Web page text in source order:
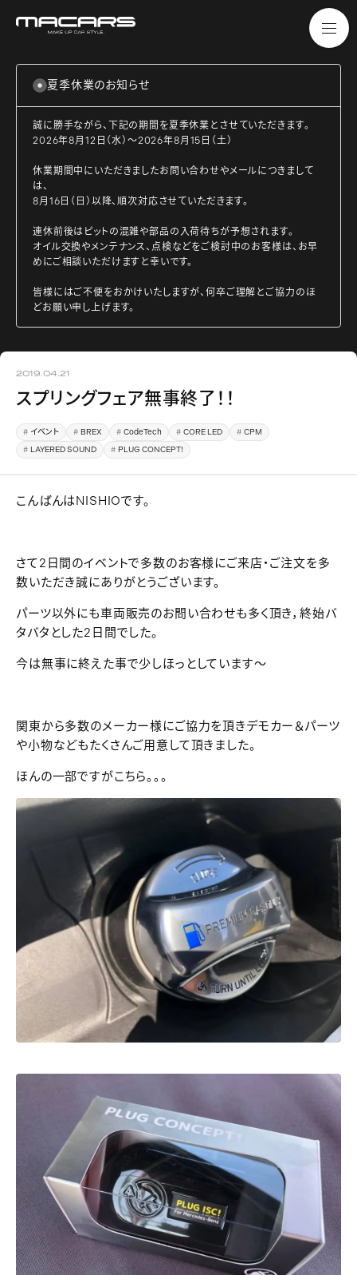
夏季休業のお知らせ
誠に勝手ながら、下記の期間を夏季休業とさせていただきます。
2026年8月12日（水）～2026年8月15日（土）
休業期間中にいただきましたお問い合わせやメールにつきまして
は、
8月16日（日）以降、順次対応させていただきます。
連休前後はピットの混雑や部品の入荷待ちが予想されます。
オイル交換やメンテナンス、点検などをご検討中のお客様は、お早
めにご相談いただけますと幸いです。
皆様にはご不便をおかけいたしますが、何卒ご理解とご協力のほ
どお願い申し上げます。
2019.04.21
スプリングフェア無事終了！！
イベント BREX CodeTech CORE LED
CPM
LAYERED SOUND
PLUG CONCEPT!
こんばんはNISHIOです。
さて2日間のイベントで多数のお客様にご来店・ご注文を多
数いただき誠にありがとうございます。
パーツ以外にも車両販売のお問い合わせも多く頂き，終始バ
タバタとした2日間でした。
今は無事に終えた事で少しほっとしています～
関東から多数のメーカー様にご協力を頂きデモカー＆パーツ
や小物などもたくさんご用意して頂きました。
ほんの一部ですがこちら。。。